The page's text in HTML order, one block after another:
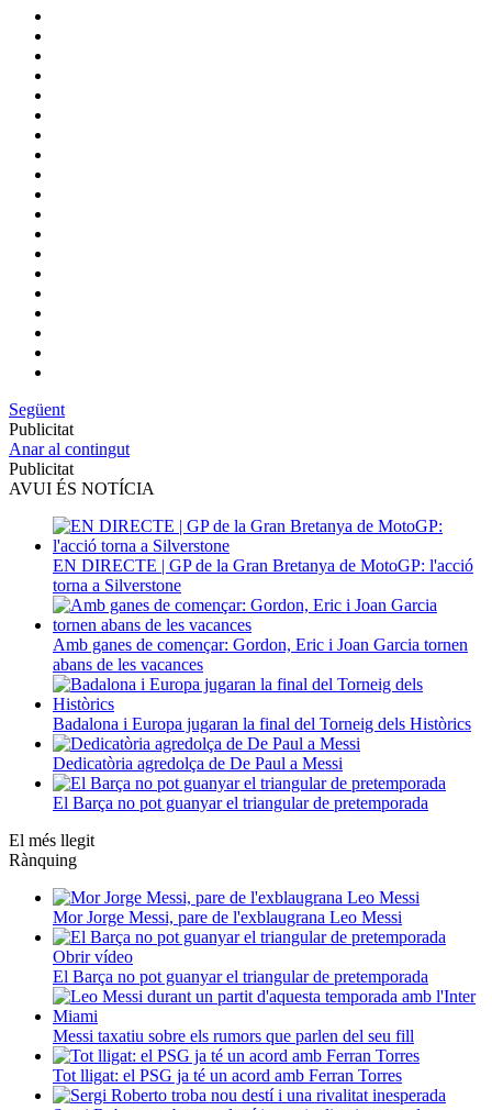
Següent
Publicitat
Anar al contingut
Publicitat
AVUI ÉS NOTÍCIA
EN DIRECTE | GP de la Gran Bretanya de MotoGP: l'acció
torna a Silverstone
Amb ganes de començar: Gordon, Eric i Joan Garcia tornen
abans de les vacances
Badalona i Europa jugaran la final del Torneig dels Històrics
Dedicatòria agredolça de De Paul a Messi
El Barça no pot guanyar el triangular de pretemporada
El més llegit
Rànquing
Mor Jorge Messi, pare de l'exblaugrana Leo Messi
Obrir vídeo
El Barça no pot guanyar el triangular de pretemporada
Messi taxatiu sobre els rumors que parlen del seu fill
Tot lligat: el PSG ja té un acord amb Ferran Torres